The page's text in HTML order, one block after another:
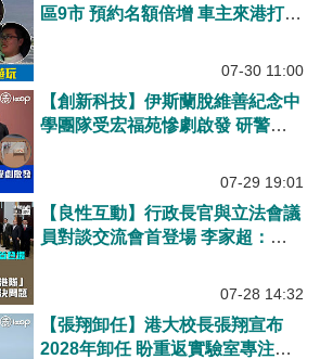
區9市 預約名額倍增 車主來港打卡
07-30 11:00
【創新科技】伊斯蘭脫維善紀念中
學團隊受宏福苑慘劇啟發 研警報
07-29 19:01
【良性互動】行政長官與立法會議
員對談交流會首登場 李家超：政
相同都是為市民解決問題
07-28 14:32
【張翔卸任】港大校長張翔宣布
2028年卸任 盼重返實驗室專注科